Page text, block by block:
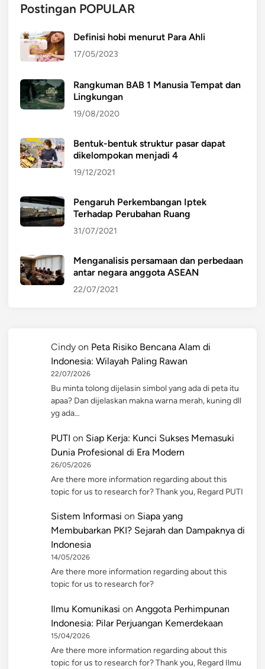
Postingan POPULAR
Definisi hobi menurut Para Ahli
17/05/2023
Rangkuman BAB 1 Manusia Tempat dan
Lingkungan
19/08/2020
Bentuk-bentuk struktur pasar dapat
dikelompokan menjadi 4
19/12/2021
Pengaruh Perkembangan Iptek
Terhadap Perubahan Ruang
31/07/2021
Menganalisis persamaan dan perbedaan
antar negara anggota ASEAN
22/07/2021
Cindy on Peta Risiko Bencana Alam di
Indonesia: Wilayah Paling Rawan
22/07/2026
Bu minta tolong dijelasin simbol yang ada di peta itu
apaa? Dan dijelaskan makna warna merah, kuning dll
yg ada…
PUTI on Siap Kerja: Kunci Sukses Memasuki
Dunia Profesional di Era Modern
26/05/2026
Are there more information regarding about this
topic for us to research for? Thank you, Regard PUTI
Sistem Informasi on Siapa yang
Membubarkan PKI? Sejarah dan Dampaknya di
Indonesia
14/05/2026
Are there more information regarding about this
topic for us to research for?
Ilmu Komunikasi on Anggota Perhimpunan
Indonesia: Pilar Perjuangan Kemerdekaan
15/04/2026
Are there more information regarding about this
topic for us to research for? Thank you, Regard Ilmu